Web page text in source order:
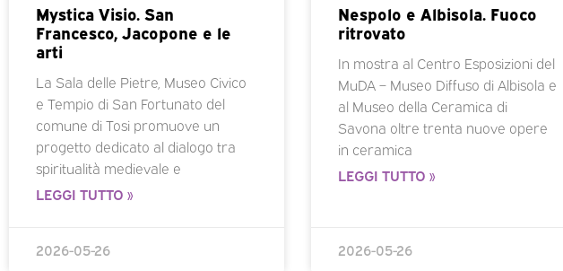
Mystica Visio. San
Francesco, Jacopone e le
arti
La Sala delle Pietre, Museo Civico
e Tempio di San Fortunato del
comune di Tosi promuove un
progetto dedicato al dialogo tra
spiritualità medievale e
LEGGI TUTTO »
2026-05-26
Nespolo e Albisola. Fuoco
ritrovato
In mostra al Centro Esposizioni del
MuDA – Museo Diffuso di Albisola e
al Museo della Ceramica di
Savona oltre trenta nuove opere
in ceramica
LEGGI TUTTO »
2026-05-26